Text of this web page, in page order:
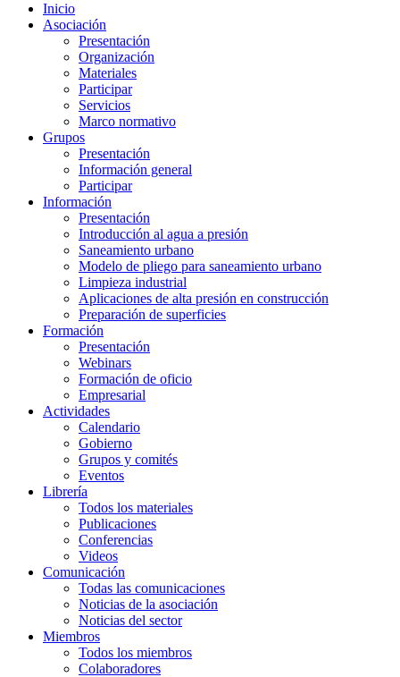
Inicio
Asociación
Presentación
Organización
Materiales
Participar
Servicios
Marco normativo
Grupos
Presentación
Información general
Participar
Información
Presentación
Introducción al agua a presión
Saneamiento urbano
Modelo de pliego para saneamiento urbano
Limpieza industrial
Aplicaciones de alta presión en construcción
Preparación de superficies
Formación
Presentación
Webinars
Formación de oficio
Empresarial
Actividades
Calendario
Gobierno
Grupos y comités
Eventos
Librería
Todos los materiales
Publicaciones
Conferencias
Videos
Comunicación
Todas las comunicaciones
Noticias de la asociación
Noticias del sector
Miembros
Todos los miembros
Colaboradores